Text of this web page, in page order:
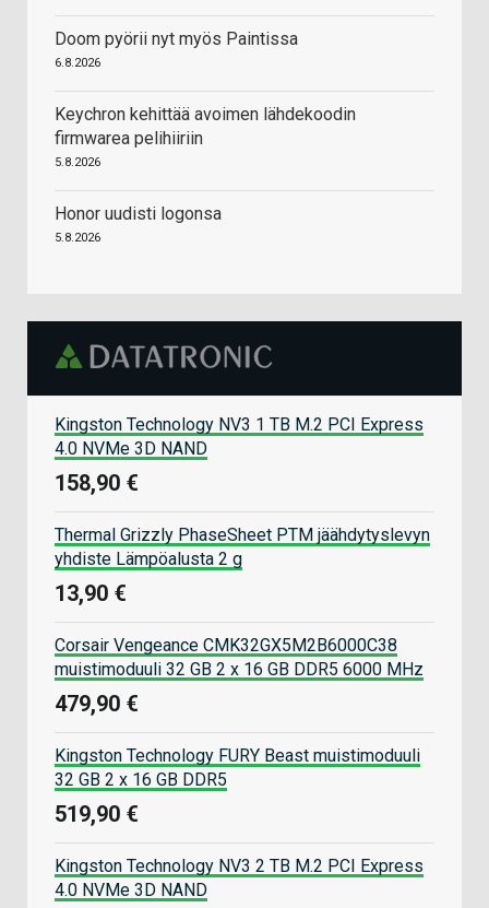
Doom pyörii nyt myös Paintissa
6.8.2026
Keychron kehittää avoimen lähdekoodin
firmwarea pelihiiriin
5.8.2026
Honor uudisti logonsa
5.8.2026
Kingston Technology NV3 1 TB M.2 PCI Express
4.0 NVMe 3D NAND
158,90 €
Thermal Grizzly PhaseSheet PTM jäähdytyslevyn
yhdiste Lämpöalusta 2 g
13,90 €
Corsair Vengeance CMK32GX5M2B6000C38
muistimoduuli 32 GB 2 x 16 GB DDR5 6000 MHz
479,90 €
Kingston Technology FURY Beast muistimoduuli
32 GB 2 x 16 GB DDR5
519,90 €
Kingston Technology NV3 2 TB M.2 PCI Express
4.0 NVMe 3D NAND